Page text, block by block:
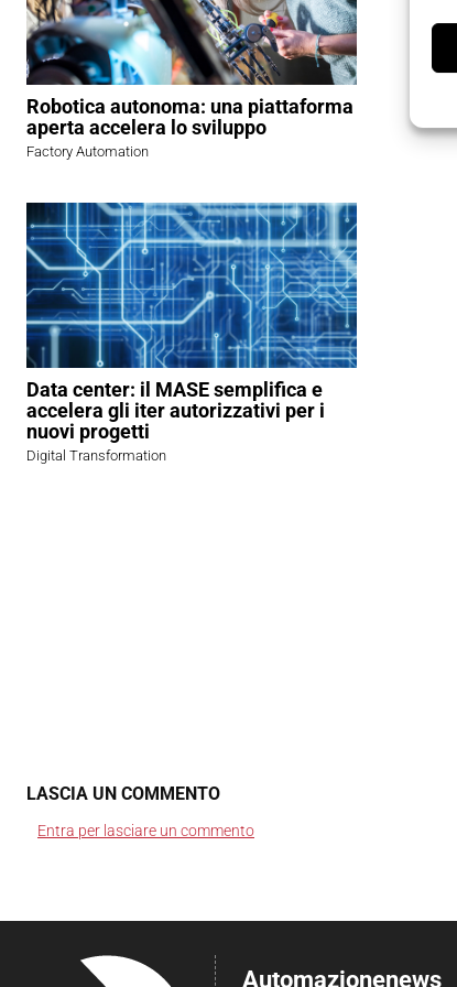
Robotica autonoma: una piattaforma
aperta accelera lo sviluppo
Factory Automation
Data center: il MASE semplifica e
accelera gli iter autorizzativi per i
nuovi progetti
Digital Transformation
LASCIA UN COMMENTO
Entra per lasciare un commento
Automazionenews